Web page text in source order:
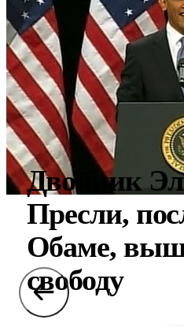
Двойник
Пресли,
Обаме,
свободу